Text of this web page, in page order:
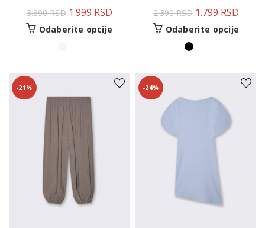
3.390RSD 1.999 RSD
Odaberite opcije
2.390RSD 1.799 RSD
Odaberite opcije
-21% -24%